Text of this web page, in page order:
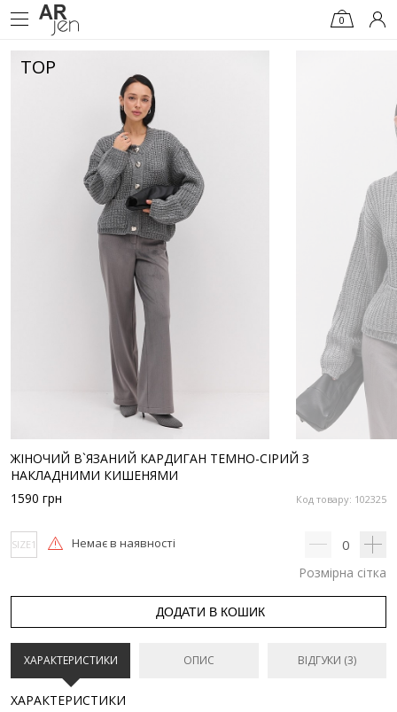
0
TOP
ЖІНОЧИЙ В`ЯЗАНИЙ КАРДИГАН ТЕМНО-СІРИЙ З
НАКЛАДНИМИ КИШЕНЯМИ
Код товару: 102325
1590 грн
SIZE1 Немає в наявності 0
Розмірна сітка
ДОДАТИ В КОШИК
ХАРАКТЕРИСТИКИ ОПИС ВІДГУКИ (3)
ХАРАКТЕРИСТИКИ